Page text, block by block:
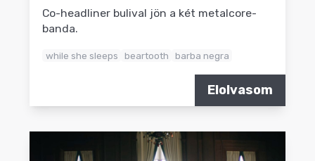
Co-headliner bulival jön a két metalcore-
banda.
while she sleeps beartooth barba negra
Elolvasom